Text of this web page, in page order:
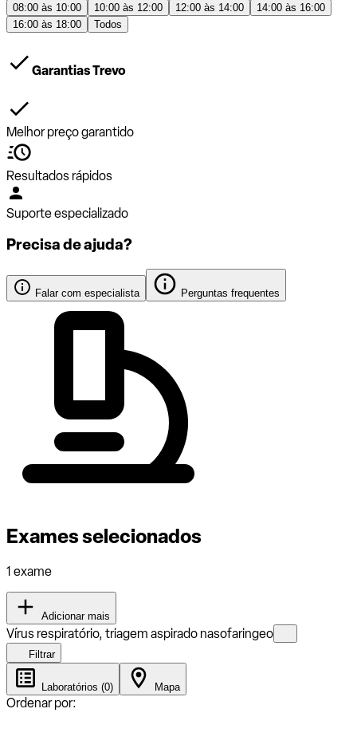
08:00 às 10:00 10:00 às 12:00 12:00 às 14:00
14:00 às 16:00
16:00 às 18:00
Todos
Garantias Trevo
Melhor preço garantido
Resultados rápidos
Suporte especializado
Precisa de ajuda?
Falar com especialista Perguntas frequentes
Exames selecionados
1 exame
Adicionar mais
Vírus respiratório, triagem aspirado nasofaringeo
Filtrar
Laboratórios (0) Mapa
Ordenar por: